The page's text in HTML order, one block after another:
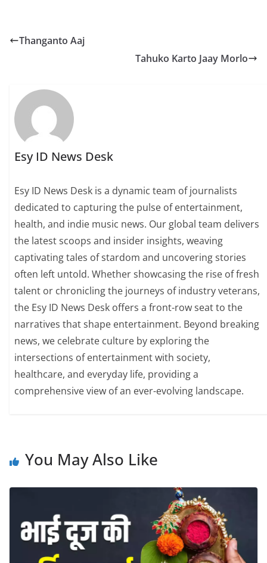
Thanganto Aaj
Tahuko Karto Jaay Morlo
Esy ID News Desk
Esy ID News Desk is a dynamic team of journalists
dedicated to capturing the pulse of entertainment,
health, and indie music news. Our global team delivers
the latest scoops and insider insights, weaving
captivating tales of stardom and uncovering stories
often left untold. Whether showcasing the rise of fresh
talent or chronicling the journeys of industry veterans,
the Esy ID News Desk offers a front-row seat to the
narratives that shape entertainment. Beyond breaking
news, we celebrate culture by exploring the
intersections of entertainment with society,
healthcare, and everyday life, providing a
comprehensive view of an ever-evolving landscape.
You May Also Like